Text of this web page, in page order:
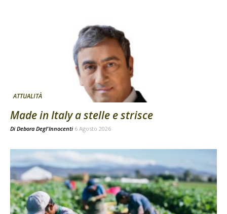
ATTUALITÀ
Made in Italy a stelle e strisce
Di Debora Degl'Innocenti 6 Agosto 2026